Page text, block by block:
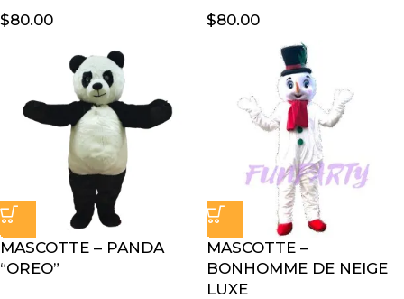
$80.00 $80.00
MASCOTTE – PANDA
“OREO”
MASCOTTE –
BONHOMME DE NEIGE
LUXE